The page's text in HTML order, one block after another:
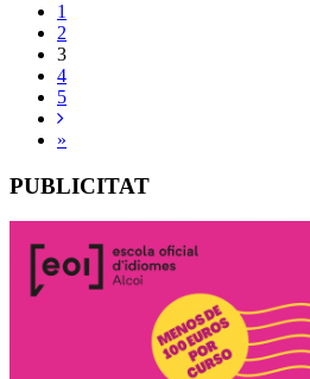
1
2
3
4
5
»
PUBLICITAT